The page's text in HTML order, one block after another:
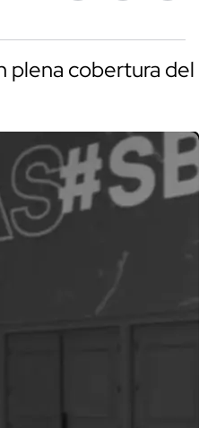
plena cobertura del